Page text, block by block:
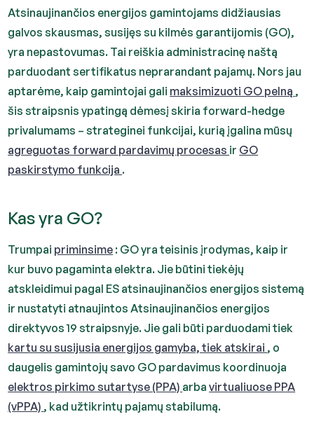
Atsinaujinančios energijos gamintojams didžiausias
galvos skausmas, susijęs su kilmės garantijomis (GO),
yra nepastovumas. Tai reiškia administracinę naštą
parduodant sertifikatus neprarandant pajamų. Nors jau
aptarėme, kaip gamintojai gali maksimizuoti GO pelną ,
šis straipsnis ypatingą dėmesį skiria forward-hedge
privalumams – strateginei funkcijai, kurią įgalina mūsų
agreguotas forward pardavimų procesas ir GO
paskirstymo funkcija .
Kas yra GO?
Trumpai priminsime : GO yra teisinis įrodymas, kaip ir
kur buvo pagaminta elektra. Jie būtini tiekėjų
atskleidimui pagal ES atsinaujinančios energijos sistemą
ir nustatyti atnaujintos Atsinaujinančios energijos
direktyvos 19 straipsnyje. Jie gali būti parduodami tiek
kartu su susijusia energijos gamyba, tiek atskirai , o
daugelis gamintojų savo GO pardavimus koordinuoja
elektros pirkimo sutartyse (PPA) arbavirtualiuose PPA
(vPPA) , kad užtikrintų pajamų stabilumą.